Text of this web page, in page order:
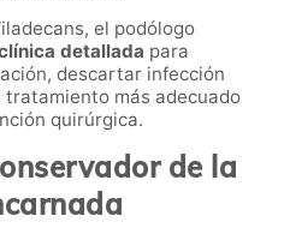
el podólogo
detallada para
descartar infección
más adecuado
quirúrgica.
de la